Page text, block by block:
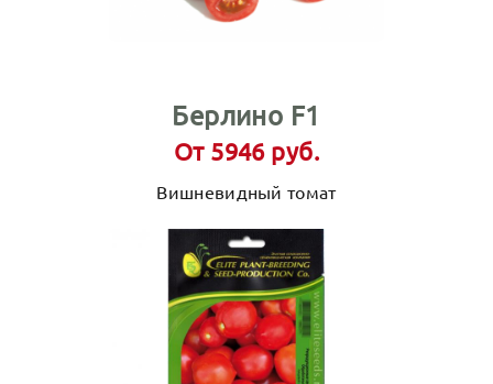
Берлино F1
От 5946 руб.
Вишневидный томат